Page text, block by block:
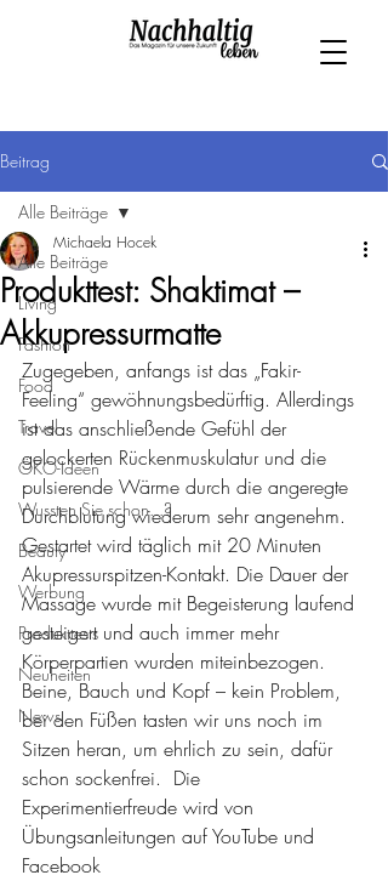
Beitrag
Alle Beiträge
Living
Fashion
Food
Travel
ÖKO-Ideen
Wussten Sie schon...?
Beauty
Werbung
Produkttests
Neuheiten
News
Alle Beiträge
Produkttest: Shaktimat –
Akkupressurmatte
Michaela Hocek
Zugegeben, anfangs ist das „Fakir-
Feeling“ gewöhnungsbedürftig. Allerdings
ist das anschließende Gefühl der
gelockerten Rückenmuskulatur und die
pulsierende Wärme durch die angeregte
Durchblutung wiederum sehr angenehm.
Gestartet wird täglich mit 20 Minuten
Akupressurspitzen-Kontakt. Die Dauer der
Massage wurde mit Begeisterung laufend
gesteigert und auch immer mehr
Körperpartien wurden miteinbezogen.
Beine, Bauch und Kopf – kein Problem,
bei den Füßen tasten wir uns noch im
Sitzen heran, um ehrlich zu sein, dafür
schon sockenfrei.  Die
Experimentierfreude wird von
Übungsanleitungen auf YouTube und
Facebook